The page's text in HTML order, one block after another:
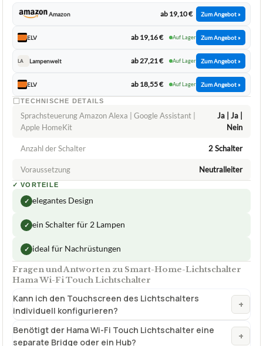
Amazon ab 19,10 € Zum Angebot »
ELV ab 19,16 € Auf Lager Zum Angebot »
LA Lampenwelt ab 27,21 € Auf Lager Zum Angebot »
ELV ab 18,55 € Auf Lager Zum Angebot »
TECHNISCHE DETAILS
Sprachsteuerung Amazon Alexa | Google Assistant |
Apple HomeKit
Ja | Ja |
Nein
Anzahl der Schalter 2 Schalter
Voraussetzung Neutralleiter
✓ VORTEILE
✓ elegantes Design
✓ ein Schalter für 2 Lampen
✓ ideal für Nachrüstungen
Fragen und Antworten zu Smart-Home-Lichtschalter
Hama Wi-Fi Touch Lichtschalter
Kann ich den Touchscreen des Lichtschalters
individuell konfigurieren?
+
Benötigt der Hama Wi-Fi Touch Lichtschalter eine
separate Bridge oder ein Hub?
+